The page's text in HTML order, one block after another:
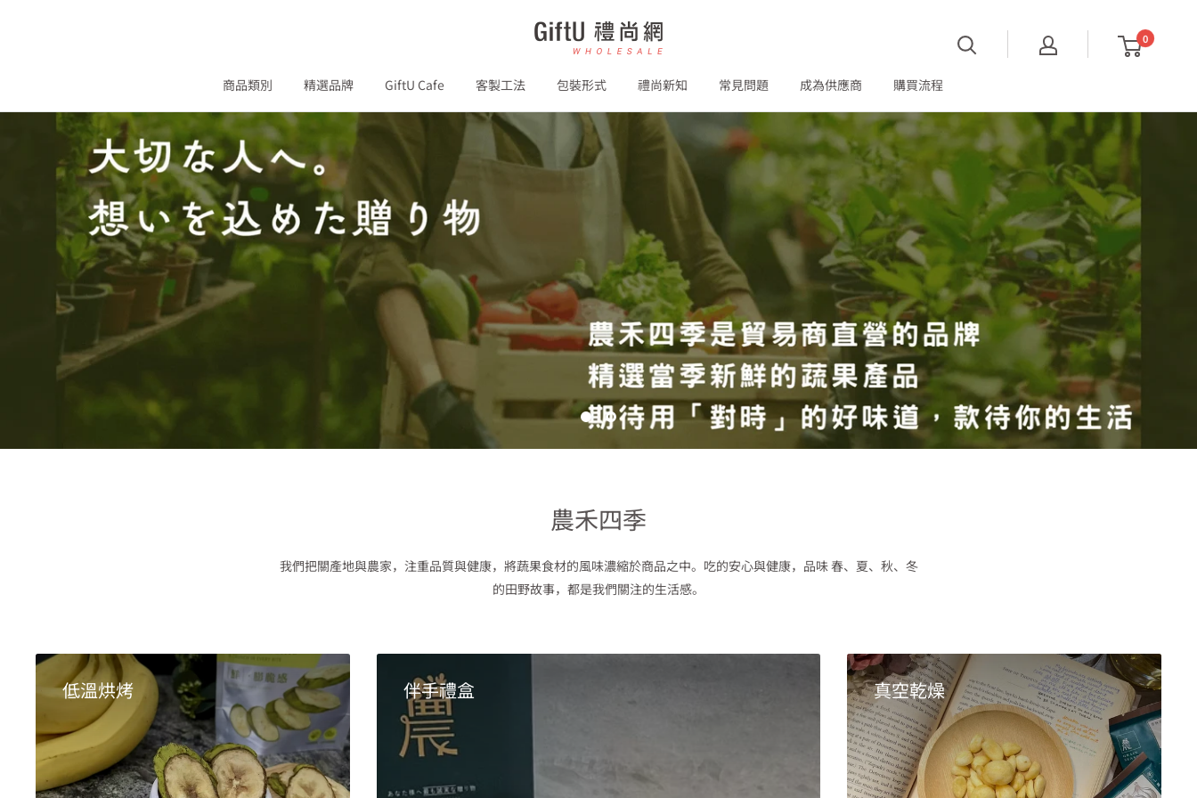
GiftU
0
商品類別 精選品牌 GiftU Cafe 客製工法 包裝形式 禮尚新知 常見問題 成為供應商 購買流程
農禾四季
我們把關產地與農家，注重品質與健康，將蔬果食材的風味濃縮於商品之中。吃的安心與健康，品味 春、夏、秋、冬
的田野故事，都是我們關注的生活感。
低溫烘烤 伴手禮盒 真空乾燥